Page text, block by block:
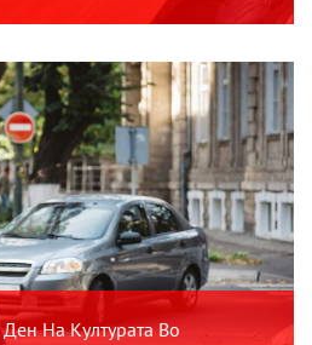
На Културата Во